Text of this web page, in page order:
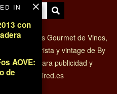
IN
con
AOVE:
de
tendencias Gourmet de Vinos,
retro, futurista y vintage de By
Content. Para publicidad y